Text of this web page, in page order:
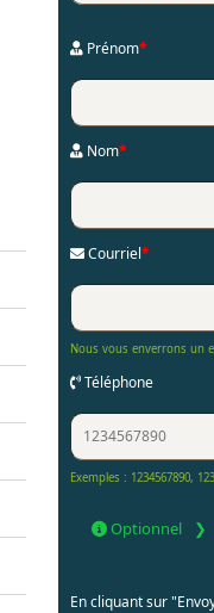
Prénom*
Nom*
Courriel*
Nous vous enverrons un
Téléphone
Exemples : 1234567890,
Optionnel
En cliquant sur